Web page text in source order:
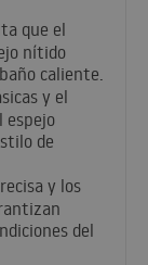
que el
nítido
caliente.
y el
espejo
de
y los
del